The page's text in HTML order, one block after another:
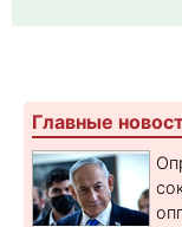
Главные